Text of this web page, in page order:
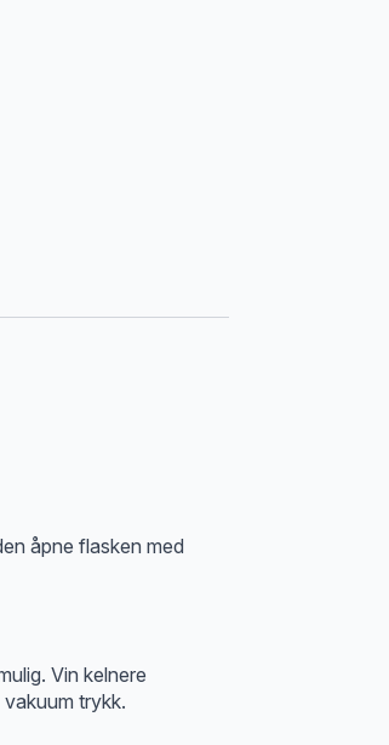
åpne flasken med
Vin kelnere
trykk.